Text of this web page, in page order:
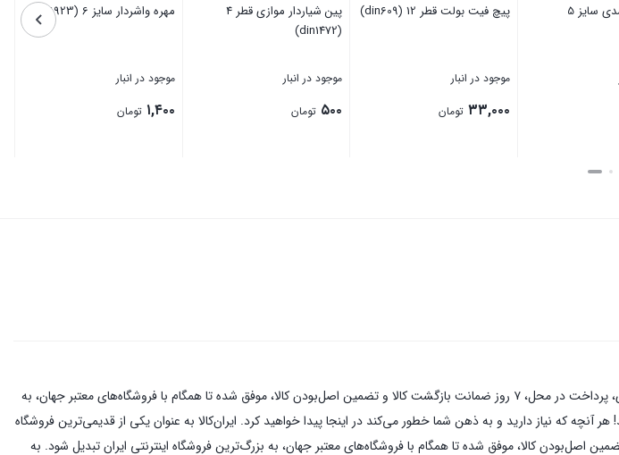
مهره کاسه نمدی سایز 5
پیچ فیت بولت قطر 12 (din609)
موجود در انبار
۳۳,۰۰۰ تومان
پین شیاردار موازی قطر 4
(din1472)
موجود در انبار
۵۰۰ تومان
مهره واشردار سایز 6 (din6923)
موجود در انبار
۱,۴۰۰ تومان
پیچ پایا صنعتبه عنوان یکی از قدیمی‌ترین فروشگاه های اینترنتی با بیش از یک دهه تجربه، با پایبندی به سه اصل کلیدی، پرداخت در محل، ۷ روز ضمانت بازگشت کالا و تضمین اصل‌بودن کالا، موفق شده تا همگام با فروشگاه‌های معتبر جهان، به
که نیاز دارید و به ذهن شما خطور می‌کند در اینجا پیدا خواهید کرد. ایران‌کالا به عنوان یکی از قدیمی‌ترین فروشگاه
به سه اصل کلیدی، پرداخت در محل، ۷ روز ضمانت بازگشت کالا و تضمین اصل‌بودن کالا، موفق شده تا همگام با فروشگاه‌های معتبر جهان، به بزرگ‌ترین فروشگاه اینترنتی ایران تبدیل شود. به